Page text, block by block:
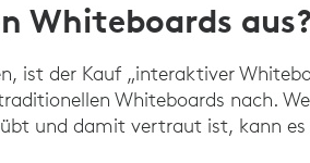
Whiteboards aus?
ist der Kauf „interaktiver
Whiteboards nach.
und damit vertraut ist, kann